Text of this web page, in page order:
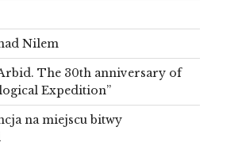
Nilem
The 30th anniversary of
Expedition”
na miejscu bitwy